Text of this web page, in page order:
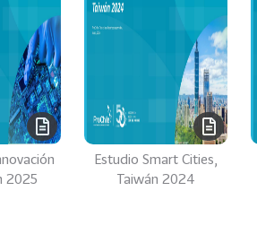
2025
Estudio Smart Cities,
Taiwán 2024